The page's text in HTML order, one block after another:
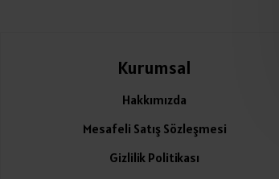
Kurumsal
Hakkımızda
Mesafeli Satış Sözleşmesi
Gizlilik Politikası